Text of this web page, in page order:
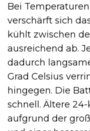
Bei
verschärft sich
kühlt zwischen
ausreichend ab.
dadurch
Grad Celsius
hingegen. Die
schnell. Ältere
aufgrund der